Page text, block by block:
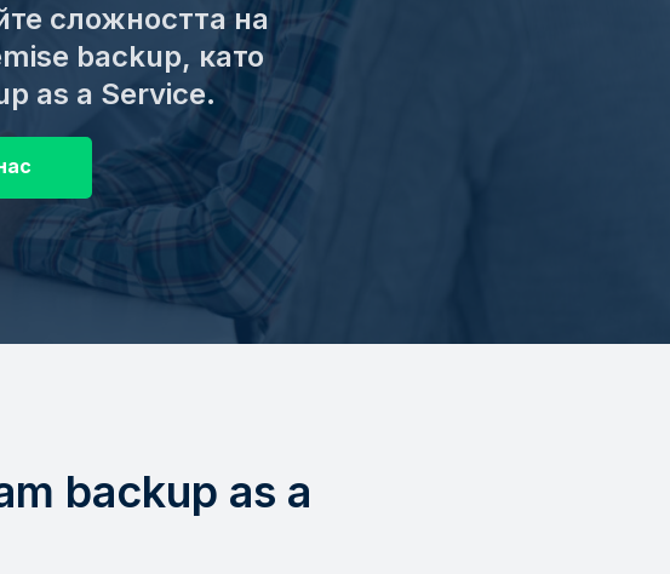
сложността на
backup, като
as a Service.
backup as a